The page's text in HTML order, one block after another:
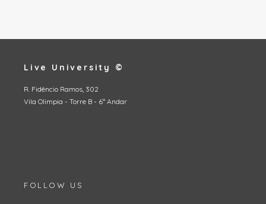
Live University ©
R. Fidêncio Ramos, 302
Vila Olimpia - Torre B - 6º Andar
FOLLOW US